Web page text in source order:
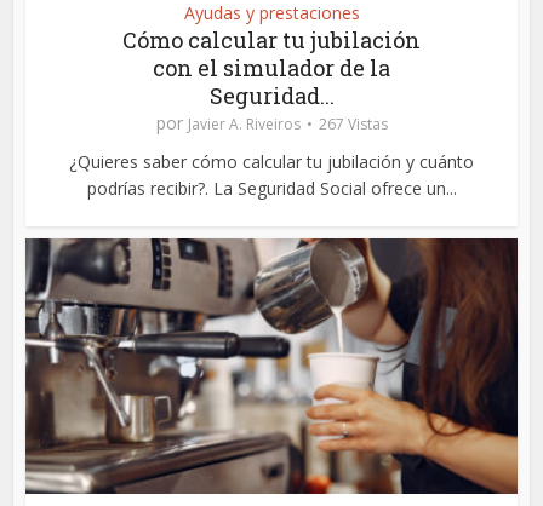
Ayudas y prestaciones
Cómo calcular tu jubilación
con el simulador de la
Seguridad...
por Javier A. Riveiros 267 Vistas
¿Quieres saber cómo calcular tu jubilación y cuánto
podrías recibir?. La Seguridad Social ofrece un...